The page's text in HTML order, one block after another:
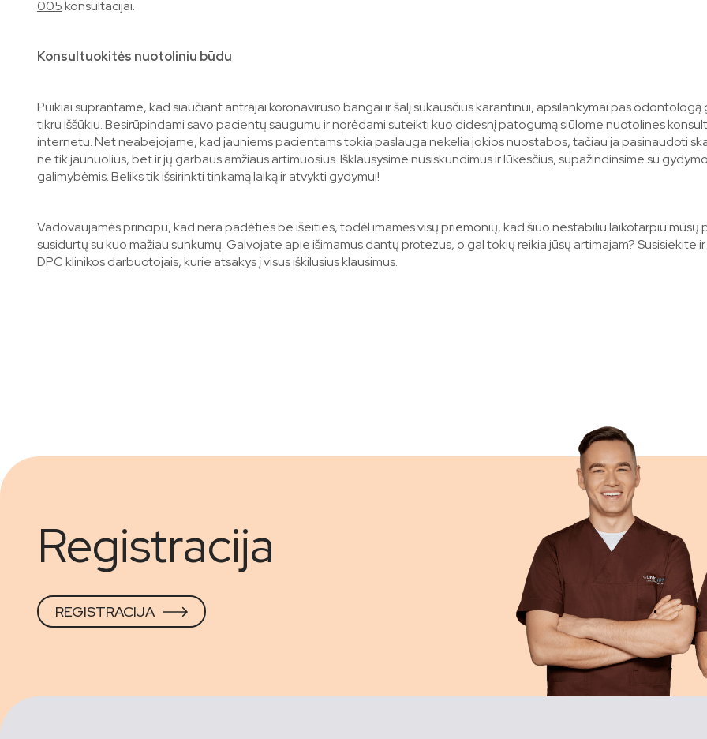
005konsultacijai.
Konsultuokitės nuotoliniu būdu
Puikiai suprantame, kad siaučiant antrajai koronaviruso bangai ir šalį sukausčius karantinui, apsilankymai pas odontologą
tikru iššūkiu. Besirūpindami savo pacientų saugumu ir norėdami suteikti kuo didesnį patogumą siūlome nuotolines
internetu. Net neabejojame, kad jauniems pacientams tokia paslauga nekelia jokios nuostabos, tačiau ja pasinaudoti
ne tik jaunuolius, bet ir jų garbaus amžiaus artimuosius. Išklausysime nusiskundimus ir lūkesčius, supažindinsime su gydymo
galimybėmis. Beliks tik išsirinkti tinkamą laiką ir atvykti gydymui!
Vadovaujamės principu, kad nėra padėties be išeities, todėl imamės visų priemonių, kad šiuo nestabiliu laikotarpiu mūsų
susidurtų su kuo mažiau sunkumų. Galvojate apie išimamus dantų protezus, o gal tokių reikia jūsų artimajam? Susisiekite ir
DPC klinikos darbuotojais, kurie atsakys į visus iškilusius klausimus.
Registracija
REGISTRACIJA